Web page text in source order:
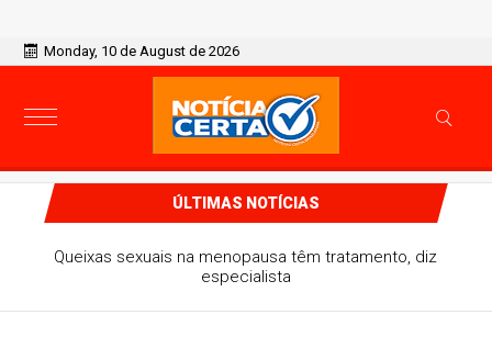
Monday, 10 de August de 2026
ÚLTIMAS NOTÍCIAS
Paulistanos enfrentam filas para tomar vacina contra
sarampo